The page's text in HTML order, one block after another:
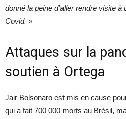
donné la peine d’aller rendre visite
Covid. »
Attaques sur la
soutien à Ortega
Jair Bolsonaro est mis en cause
qui a fait 700 000 morts au Brésil,